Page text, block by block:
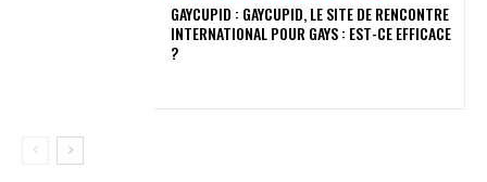
GAYCUPID : GAYCUPID, LE SITE DE RENCONTRE
INTERNATIONAL POUR GAYS : EST-CE EFFICACE
?